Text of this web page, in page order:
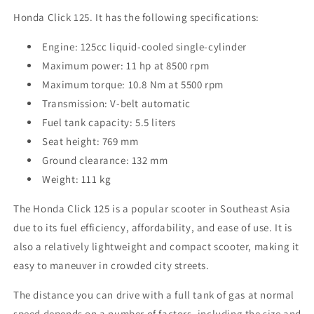
Honda Click 125. It has the following specifications:
Engine: 125cc liquid-cooled single-cylinder
Maximum power: 11 hp at 8500 rpm
Maximum torque: 10.8 Nm at 5500 rpm
Transmission: V-belt automatic
Fuel tank capacity: 5.5 liters
Seat height: 769 mm
Ground clearance: 132 mm
Weight: 111 kg
The Honda Click 125 is a popular scooter in Southeast Asia
due to its fuel efficiency, affordability, and ease of use. It is
also a relatively lightweight and compact scooter, making it
easy to maneuver in crowded city streets.
The distance you can drive with a full tank of gas at normal